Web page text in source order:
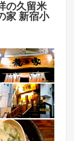
の久留米
家 新宿小